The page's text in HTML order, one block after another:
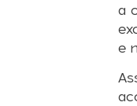
a
e